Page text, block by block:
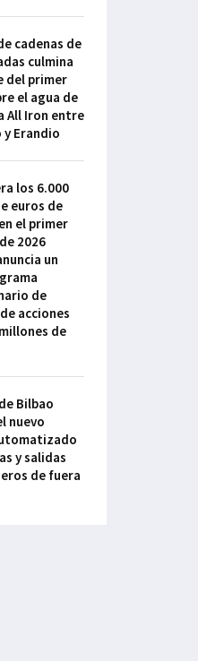
cadenas de
culmina
del primer
el agua de
All Iron entre
Erandio
los 6.000
euros de
el primer
2026
un
de
acciones
de
Bilbao
nuevo
y salidas
de fuera